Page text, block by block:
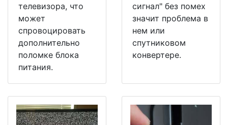
телевизора, что
может
спровоцировать
дополнительно
поломке блока
питания.
сигнал" без помех
значит проблема в
нем или
спутниковом
конвертере.